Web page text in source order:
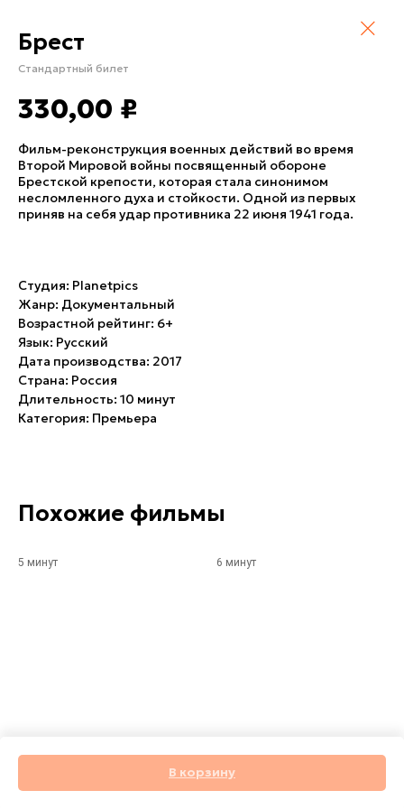
Брест
Стандартный билет
330,00 ₽
В корзину
Фильм-реконструкция военных действий во время
Второй Мировой войны посвященный обороне
Брестской крепости, которая стала синонимом
несломленного духа и стойкости. Одной из первых
приняв на себя удар противника 22 июня 1941 года.
Студия: Planetpics
Жанр: Документальный
Возрастной рейтинг: 6+
Язык: Русский
Дата производства: 2017
Страна: Россия
Длительность: 10 минут
Категория: Премьера
Похожие фильмы
5 минут
Помоги
6 минут
Вулканы Камчатки